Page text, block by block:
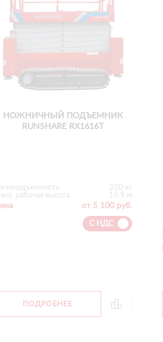
НОЖНИЧНЫЙ ПОДЪЕМНИК
RUNSHARE RX1616T
320 кг
рабочая высота
15.9 м
от 5 100 руб.
С НДС
ПОДРОБНЕЕ